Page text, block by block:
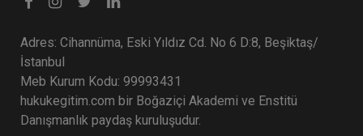
Adres: Cihannüma, Eski Yıldız Cd. No 6 D:8, Beşiktaş/
İstanbul
Meb Kurum Kodu: 99993431
hukukegitim.com bir Boğaziçi Akademi ve Enstitü
Danışmanlık paydaş kuruluşudur.